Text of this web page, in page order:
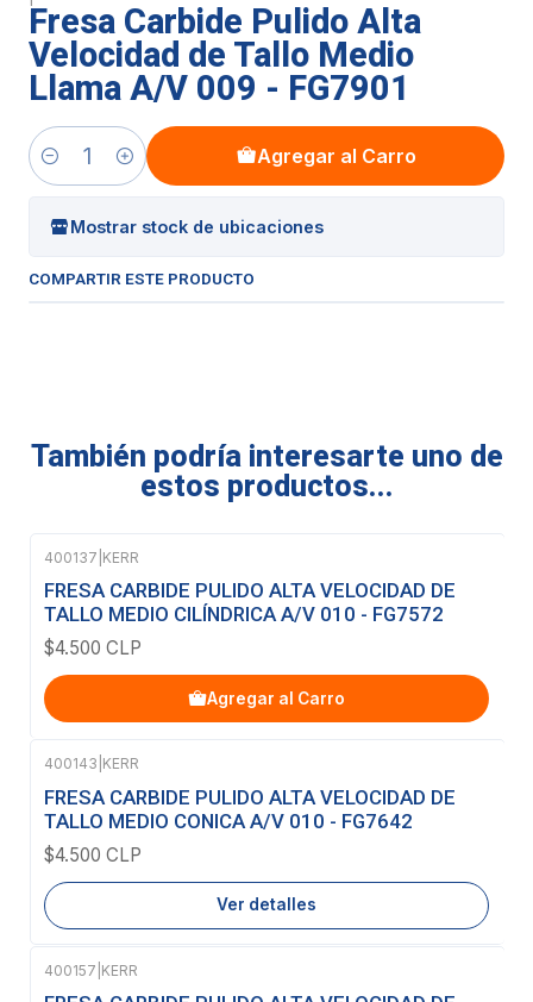
Fresa Carbide Pulido Alta
Velocidad de Tallo Medio
Llama A/V 009 - FG7901
Cantidad
Agregar al Carro
Mostrar stock de ubicaciones
COMPARTIR ESTE PRODUCTO
También podría interesarte uno de
estos productos...
400137 KERR
FRESA CARBIDE PULIDO ALTA VELOCIDAD DE
TALLO MEDIO CILÍNDRICA A/V 010 - FG7572
$4.500 CLP
Agregar al Carro
Agotado
400143 KERR
FRESA CARBIDE PULIDO ALTA VELOCIDAD DE
TALLO MEDIO CONICA A/V 010 - FG7642
$4.500 CLP
Ver detalles
400157 KERR